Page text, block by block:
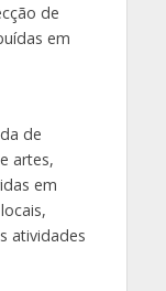
de
em
de
artes,
em
atividades